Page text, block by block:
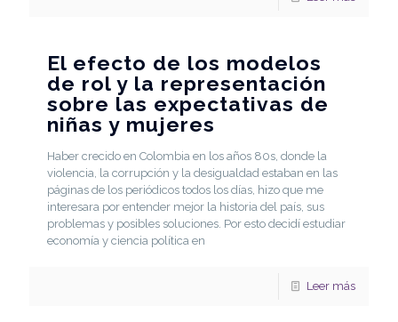
El efecto de los modelos
de rol y la representación
sobre las expectativas de
niñas y mujeres
Haber crecido en Colombia en los años 80s, donde la
violencia, la corrupción y la desigualdad estaban en las
páginas de los periódicos todos los días, hizo que me
interesara por entender mejor la historia del país, sus
problemas y posibles soluciones. Por esto decidí estudiar
economía y ciencia política en
Leer más